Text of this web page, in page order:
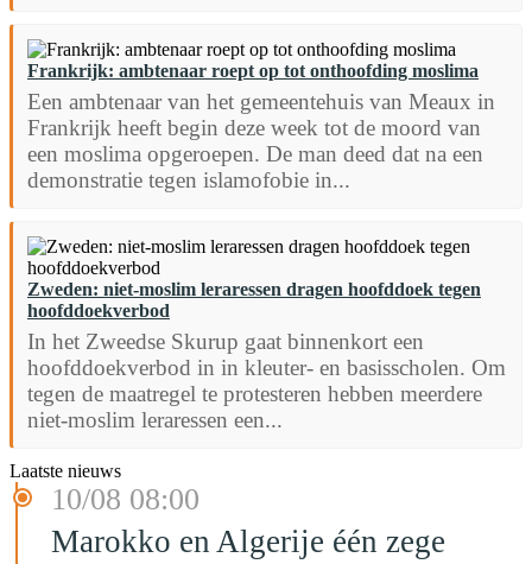
Frankrijk: ambtenaar roept op tot onthoofding moslima
Een ambtenaar van het gemeentehuis van Meaux in
Frankrijk heeft begin deze week tot de moord van
een moslima opgeroepen. De man deed dat na een
demonstratie tegen islamofobie in...
Zweden: niet-moslim leraressen dragen hoofddoek tegen
hoofddoekverbod
In het Zweedse Skurup gaat binnenkort een
hoofddoekverbod in in kleuter- en basisscholen. Om
tegen de maatregel te protesteren hebben meerdere
niet-moslim leraressen een...
Laatste nieuws
10/08 08:00
Marokko en Algerije één zege